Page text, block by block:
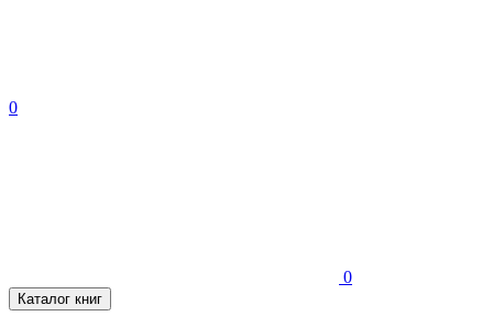
0
0
Каталог книг